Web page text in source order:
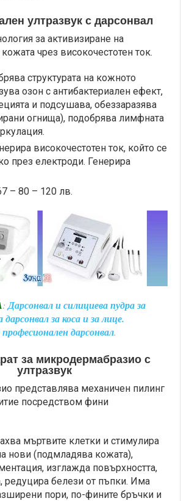
ултразвук с дарсонвал
за активизиране на
чрез високочестотен ток.
структурата на кожното
озон с антибактериален ефект,
и подсушава, обеззаразява
огнища), подобрява лимфната
високочестотен ток, който се
през електроди. Генерира
– 80 – 120 лв.
: Дарсонвал и силициева пудра за
за коса и за лице.
дарсонвал.
за микродермабразио с
ултразвук
представлява механичен пилинг
посредством фини
мъртвите клетки и стимулира
нови (подмладява кожата),
изглажда повърхността,
редуцира белези от пъпки. Има
пори, по-фините бръчки и